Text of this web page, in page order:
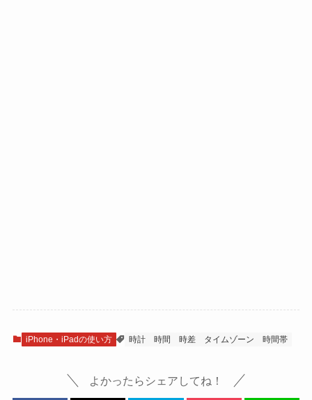
iPhone・iPadの使い方 時計 時間 時差 タイムゾーン 時間帯
よかったらシェアしてね！